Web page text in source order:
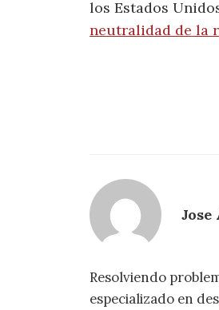
los Estados
neutralidad de la
Resolviendo
especializado en